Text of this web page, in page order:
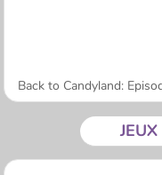
Back to Candyland: